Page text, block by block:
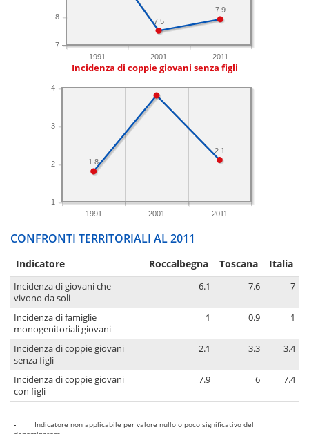
1991 2001 2011
7
8
7.9
7.5
Incidenza di coppie giovani senza figli
1991 2001 2011
1
2
3
4
2.1
1.8
CONFRONTI TERRITORIALI AL 2011
Indicatore Roccalbegna Toscana Italia
Incidenza di giovani che
vivono da soli
6.1 7.6 7
Incidenza di famiglie
monogenitoriali giovani
1 0.9 1
Incidenza di coppie giovani
senza figli
2.1 3.3 3.4
Incidenza di coppie giovani
con figli
7.9 6 7.4
-
Indicatore non applicabile per valore nullo o poco significativo del